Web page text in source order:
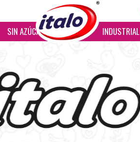
SIN AZÚCAR __________ INDUSTRIAL